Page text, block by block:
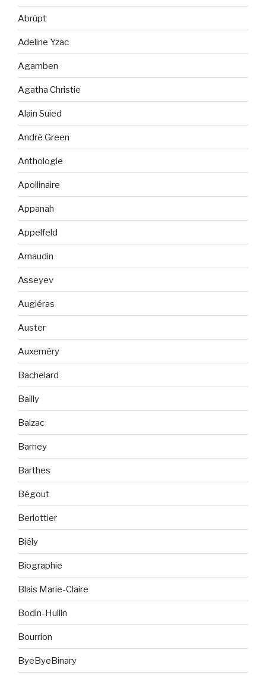
Abrüpt
Adeline Yzac
Agamben
Agatha Christie
Alain Suied
André Green
Anthologie
Apollinaire
Appanah
Appelfeld
Arnaudin
Asseyev
Augiéras
Auster
Auxeméry
Bachelard
Bailly
Balzac
Barney
Barthes
Bégout
Berlottier
Biély
Biographie
Blais Marie-Claire
Bodin-Hullin
Bourrion
ByeByeBinary